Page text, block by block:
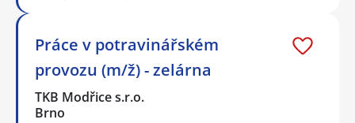
Práce v potravinářském
provozu (m/ž) - zelárna
TKB Modřice s.r.o.
Brno